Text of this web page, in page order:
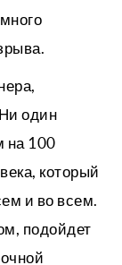
один
на 100
который
и во всем.
подойдет